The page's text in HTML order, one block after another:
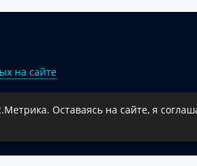
на сайте
муниципального округа.
Оставаясь на сайте, я